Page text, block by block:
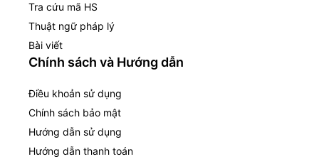
Tra cứu mã HS
Thuật ngữ pháp lý
Bài viết
Chính sách và Hướng dẫn
Điều khoản sử dụng
Chính sách bảo mật
Hướng dẫn sử dụng
Hướng dẫn thanh toán